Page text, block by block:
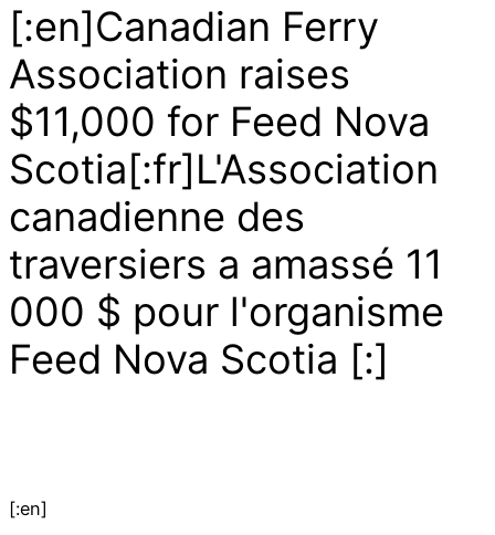
[:en]Canadian Ferry
Association raises
$11,000 for Feed Nova
Scotia[:fr]L'Association
canadienne des
traversiers a amassé 11
000 $ pour l'organisme
Feed Nova Scotia [:]
[:en]